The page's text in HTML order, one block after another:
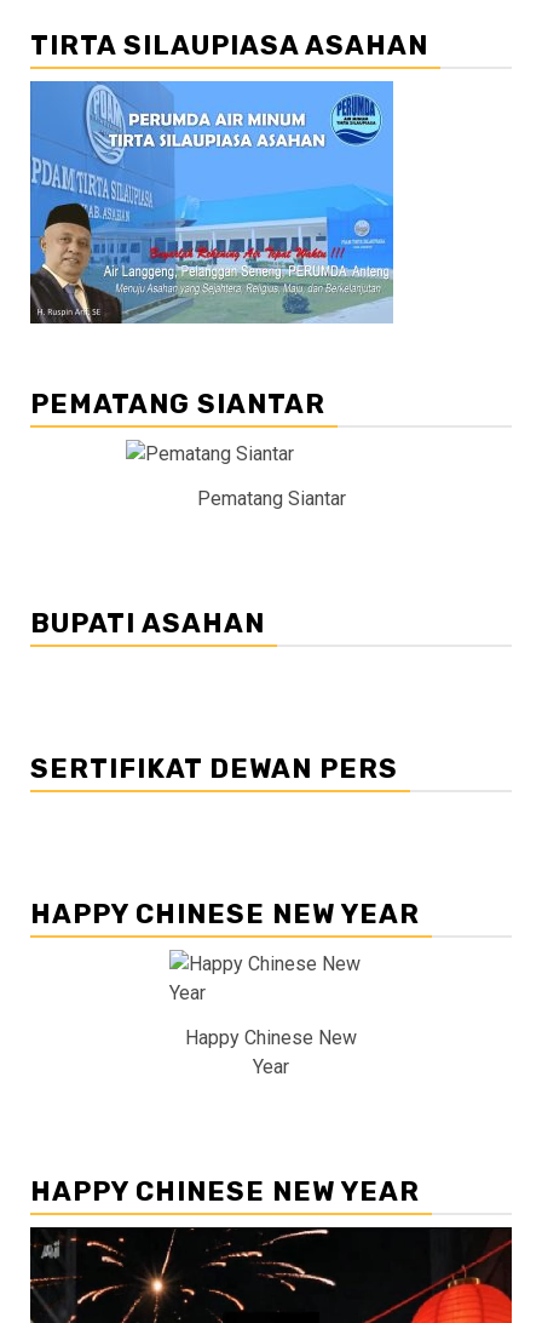
TIRTA SILAUPIASA ASAHAN
PEMATANG SIANTAR
Pematang Siantar
BUPATI ASAHAN
SERTIFIKAT DEWAN PERS
HAPPY CHINESE NEW YEAR
Happy Chinese New
Year
HAPPY CHINESE NEW YEAR
Pemutar